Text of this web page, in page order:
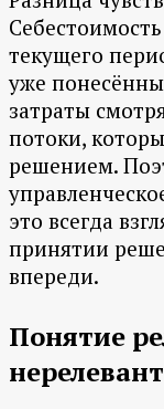
текущего
уже
затраты
потоки,
решением.
это всегда
принятии
впереди.
Понятие